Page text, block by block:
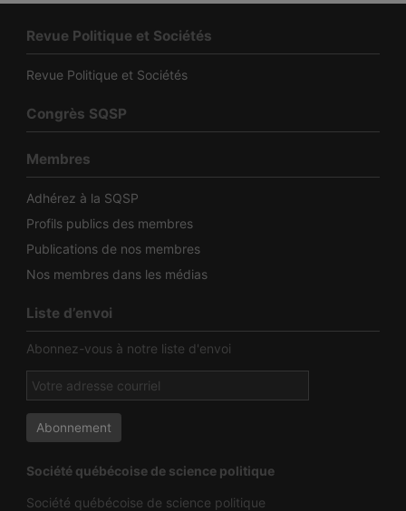
Revue Politique et Sociétés
Revue Politique et Sociétés
Congrès SQSP
Membres
Adhérez à la SQSP
Profils publics des membres
Publications de nos membres
Nos membres dans les médias
Liste d’envoi
Abonnez-vous à notre liste d'envoi
Société québécoise de science politique
Société québécoise de science politique